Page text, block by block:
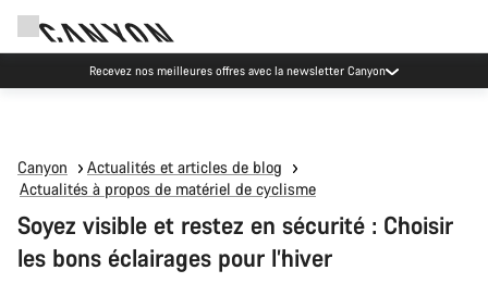
Événements Canyon
Canyon
Actualités et articles de blog
Actualités à propos de matériel de cyclisme
Soyez visible et restez en sécurité : Choisir
les bons éclairages pour l’hiver